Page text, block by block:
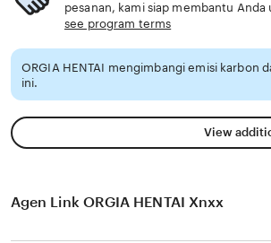
pesanan, kami siap membantu
see program terms
ORGIA HENTAI mengimbangi emisi karbon
ini.
View
Agen Link ORGIA HENTAI Xnxx